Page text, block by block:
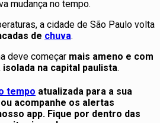
mudança no tempo.
a cidade de São Paulo volta
de chuva.
deve começar mais ameno e com
na capital paulista.
tempo atualizada para a sua
acompanhe os alertas
app. Fique por dentro das